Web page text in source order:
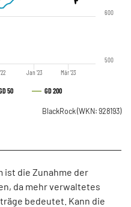
50 GD 200
Jan '23 Mär '23
500
600
BlackRock(WKN: 928193)
ist die Zunahme der
da mehr verwaltetes
bedeutet. Kann die